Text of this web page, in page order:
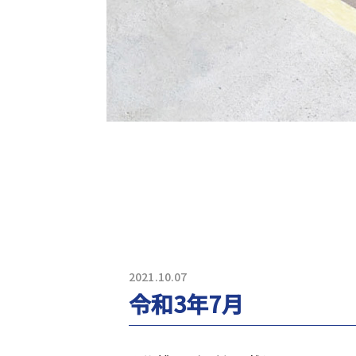
2021.10.07
令和3年7月